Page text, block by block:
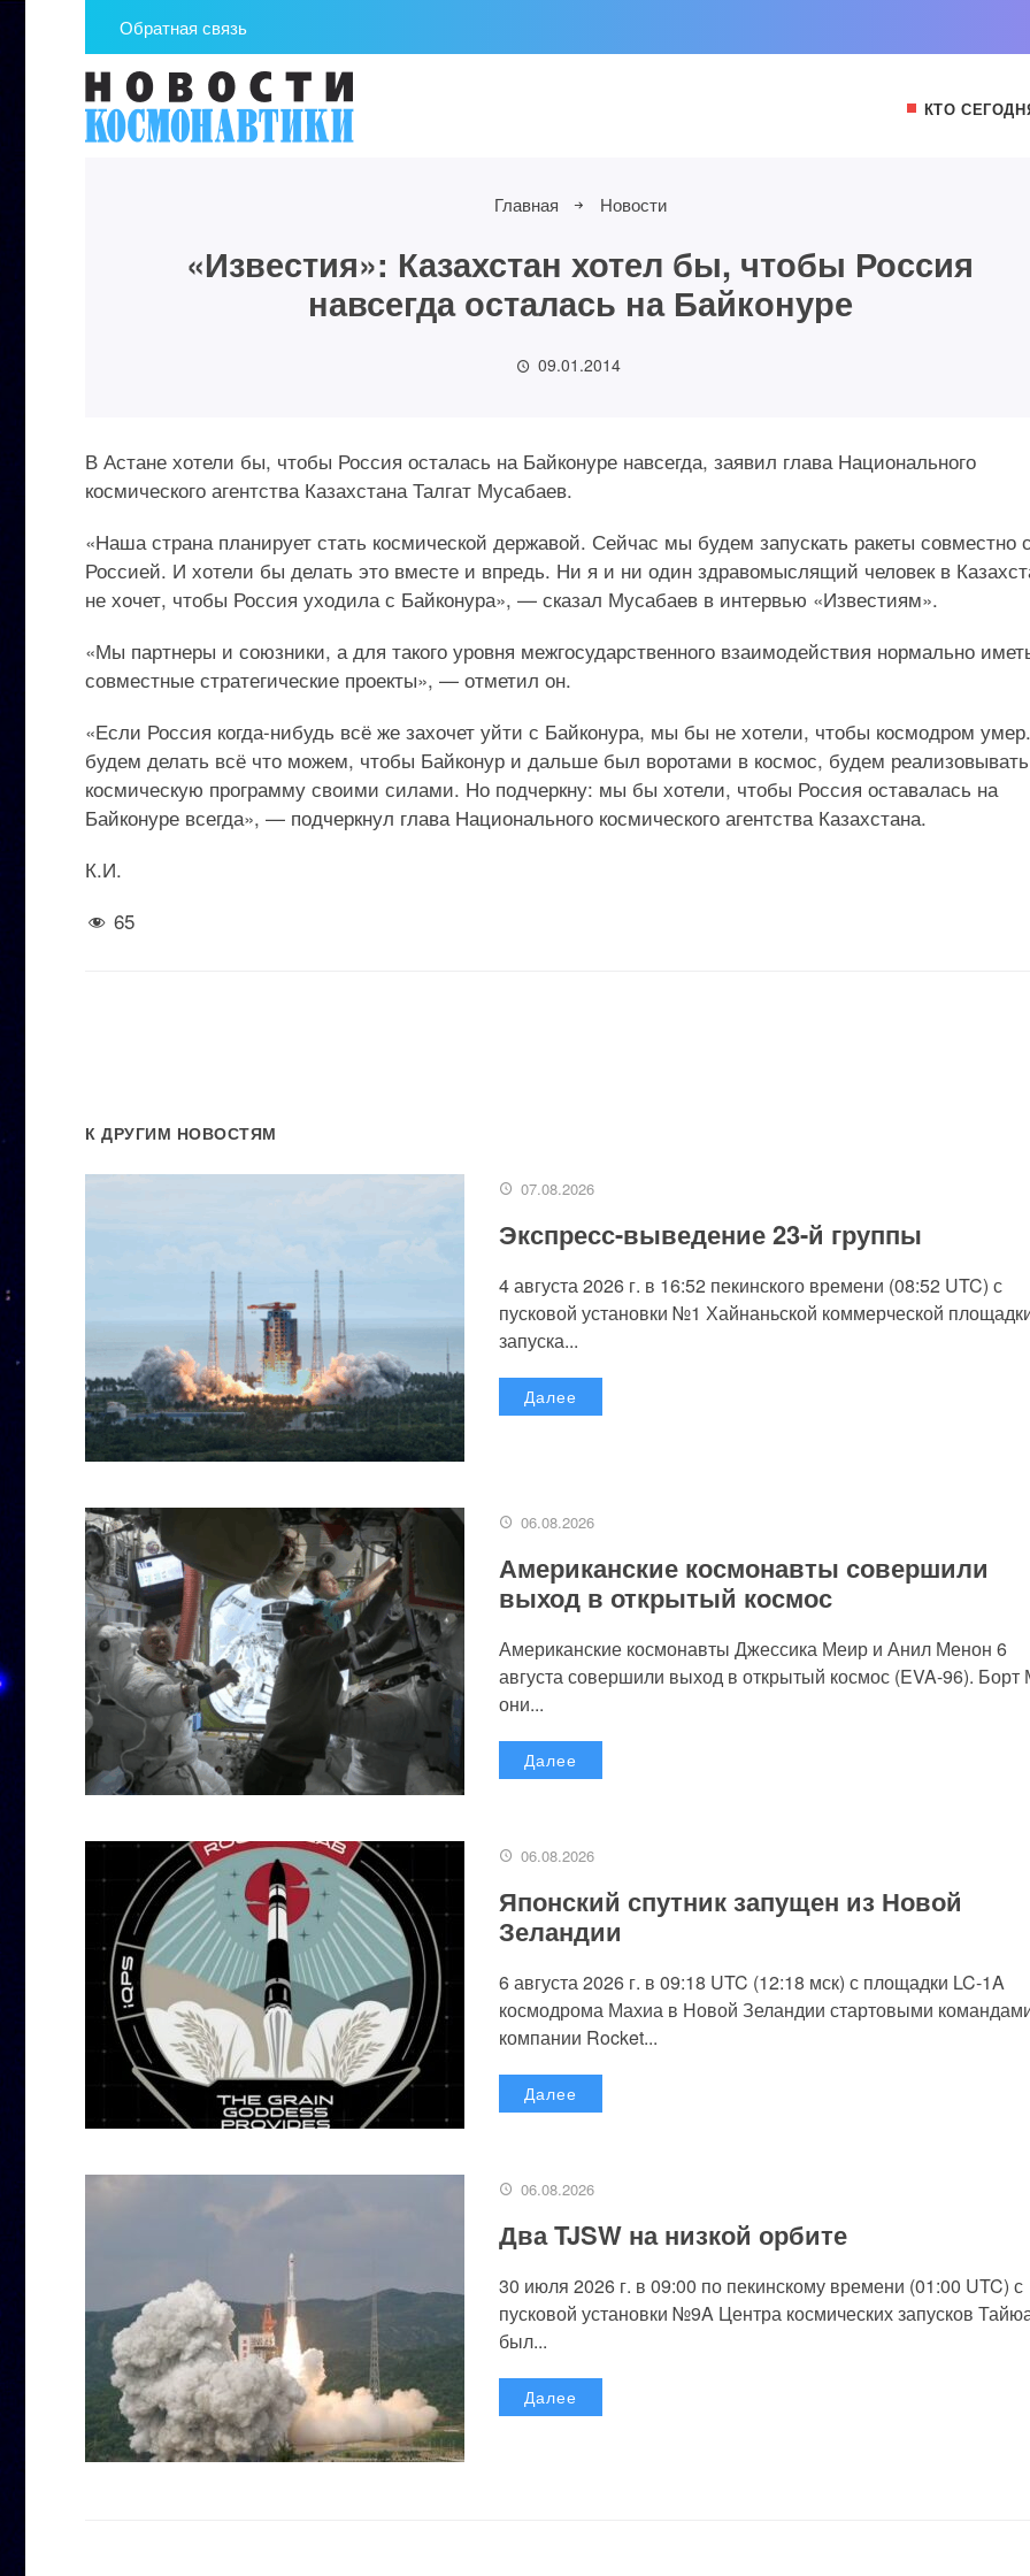
Обратная связь
КТО
Главная Новости
«Известия»: Казахстан хотел бы, чтобы Россия
навсегда осталась на Байконуре
09.01.2014
В Астане хотели бы, чтобы Россия осталась на Байконуре навсегда, заявил глава Национального
космического агентства Казахстана Талгат Мусабаев.
«Наша страна планирует стать космической державой. Сейчас мы будем запускать ракеты совместно
Россией. И хотели бы делать это вместе и впредь. Ни я и ни один здравомыслящий человек в
не хочет, чтобы Россия уходила с Байконура», — сказал Мусабаев в интервью «Известиям».
«Мы партнеры и союзники, а для такого уровня межгосударственного взаимодействия нормально
совместные стратегические проекты», — отметил он.
«Если Россия когда-нибудь всё же захочет уйти с Байконура, мы бы не хотели, чтобы космодром
будем делать всё что можем, чтобы Байконур и дальше был воротами в космос, будем реализовывать
космическую программу своими силами. Но подчеркну: мы бы хотели, чтобы Россия оставалась на
Байконуре всегда», — подчеркнул глава Национального космического агентства Казахстана.
К.И.
65
К ДРУГИМ НОВОСТЯМ
07.08.2026
Экспресс-выведение 23-й группы
4 августа 2026 г. в 16:52 пекинского времени (08:52 UTC) с
пусковой установки №1 Хайнаньской коммерческой
запуска...
Далее
06.08.2026
Американские космонавты совершили
выход в открытый космос
Американские космонавты Джессика Меир и Анил Менон 6
августа совершили выход в открытый космос (EVA-96).
они...
Далее
06.08.2026
Японский спутник запущен из Новой
Зеландии
6 августа 2026 г. в 09:18 UTC (12:18 мск) с площадки LC-1A
космодрома Махиа в Новой Зеландии стартовыми
компании Rocket...
Далее
06.08.2026
Два TJSW на низкой орбите
30 июля 2026 г. в 09:00 по пекинскому времени (01:00 UTC) с
пусковой установки №9A Центра космических запусков
был...
Далее